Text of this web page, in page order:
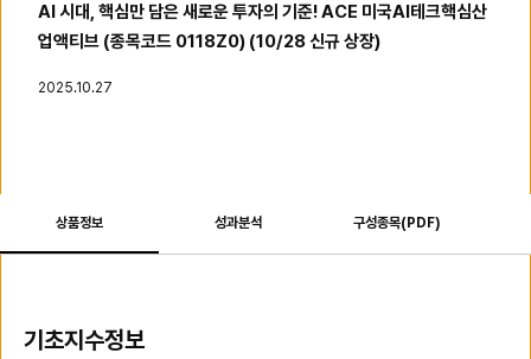
AI 시대, 핵심만 담은 새로운 투자의 기준! ACE 미국AI테크핵심산
업액티브 (종목코드 0118Z0) (10/28 신규 상장)
2025.10.27
상품정보 성과분석 구성종목(PDF)
기초지수정보